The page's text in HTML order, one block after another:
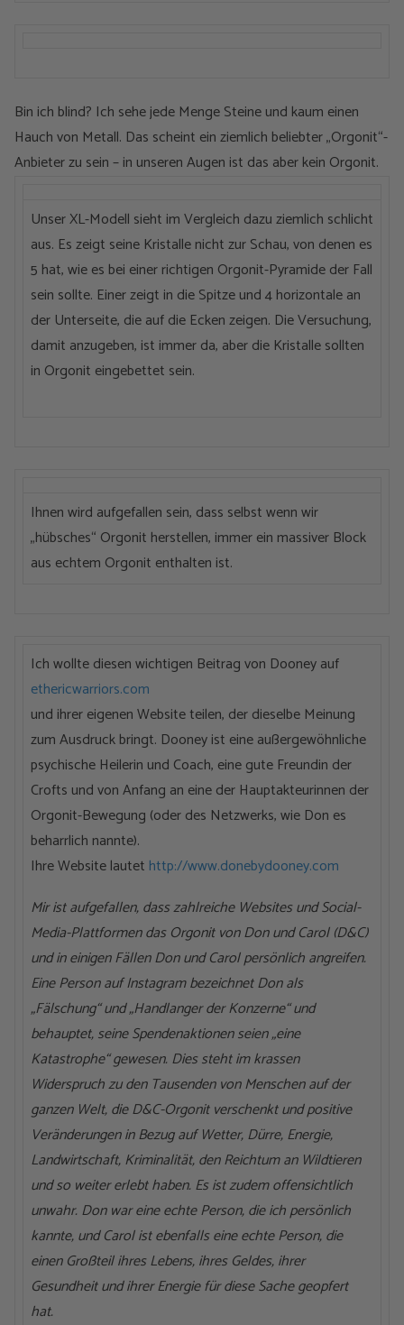
Bin ich blind? Ich sehe jede Menge Steine und kaum einen
Hauch von Metall. Das scheint ein ziemlich beliebter „Orgonit“-
Anbieter zu sein – in unseren Augen ist das aber kein Orgonit.
Unser XL-Modell sieht im Vergleich dazu ziemlich schlicht
aus. Es zeigt seine Kristalle nicht zur Schau, von denen es
5 hat, wie es bei einer richtigen Orgonit-Pyramide der Fall
sein sollte. Einer zeigt in die Spitze und 4 horizontale an
der Unterseite, die auf die Ecken zeigen. Die Versuchung,
damit anzugeben, ist immer da, aber die Kristalle sollten
in Orgonit eingebettet sein.
Ihnen wird aufgefallen sein, dass selbst wenn wir
„hübsches“ Orgonit herstellen, immer ein massiver Block
aus echtem Orgonit enthalten ist.
Ich wollte diesen wichtigen Beitrag von Dooney auf
ethericwarriors.com
und ihrer eigenen Website teilen, der dieselbe Meinung
zum Ausdruck bringt. Dooney ist eine außergewöhnliche
psychische Heilerin und Coach, eine gute Freundin der
Crofts und von Anfang an eine der Hauptakteurinnen der
Orgonit-Bewegung (oder des Netzwerks, wie Don es
beharrlich nannte).
Ihre Website lautet http://www.donebydooney.com
Mir ist aufgefallen, dass zahlreiche Websites und Social-
Media-Plattformen das Orgonit von Don und Carol (D&C)
und in einigen Fällen Don und Carol persönlich angreifen.
Eine Person auf Instagram bezeichnet Don als
„Fälschung“ und „Handlanger der Konzerne“ und
behauptet, seine Spendenaktionen seien „eine
Katastrophe“ gewesen. Dies steht im krassen
Widerspruch zu den Tausenden von Menschen auf der
ganzen Welt, die D&C-Orgonit verschenkt und positive
Veränderungen in Bezug auf Wetter, Dürre, Energie,
Landwirtschaft, Kriminalität, den Reichtum an Wildtieren
und so weiter erlebt haben. Es ist zudem offensichtlich
unwahr. Don war eine echte Person, die ich persönlich
kannte, und Carol ist ebenfalls eine echte Person, die
einen Großteil ihres Lebens, ihres Geldes, ihrer
Gesundheit und ihrer Energie für diese Sache geopfert
hat.